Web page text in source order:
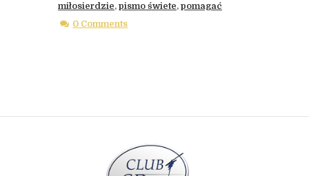
miłosierdzie, pismo świete, pomagać
0 Comments